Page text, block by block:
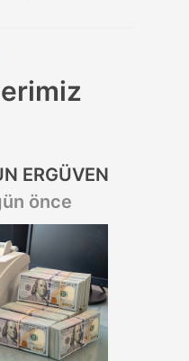
ERGÜVEN
önce